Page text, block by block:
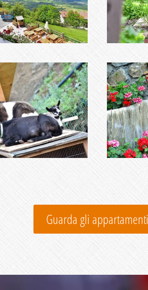
Guarda gli appartamenti